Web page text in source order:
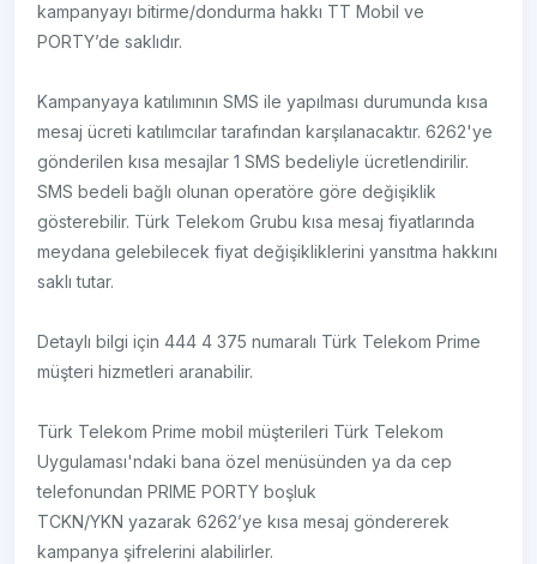
kampanyayı bitirme/dondurma hakkı TT Mobil ve
PORTY’de saklıdır.
Kampanyaya katılımının SMS ile yapılması durumunda kısa
mesaj ücreti katılımcılar tarafından karşılanacaktır. 6262'ye
gönderilen kısa mesajlar 1 SMS bedeliyle ücretlendirilir.
SMS bedeli bağlı olunan operatöre göre değişiklik
gösterebilir. Türk Telekom Grubu kısa mesaj fiyatlarında
meydana gelebilecek fiyat değişikliklerini yansıtma hakkını
saklı tutar.
Detaylı bilgi için 444 4 375 numaralı Türk Telekom Prime
müşteri hizmetleri aranabilir.
Türk Telekom Prime mobil müşterileri Türk Telekom
Uygulaması'ndaki bana özel menüsünden ya da cep
telefonundan PRIME PORTY boşluk
TCKN/YKN yazarak 6262’ye kısa mesaj göndererek
kampanya şifrelerini alabilirler.